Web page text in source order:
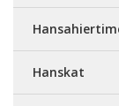
Hanskat